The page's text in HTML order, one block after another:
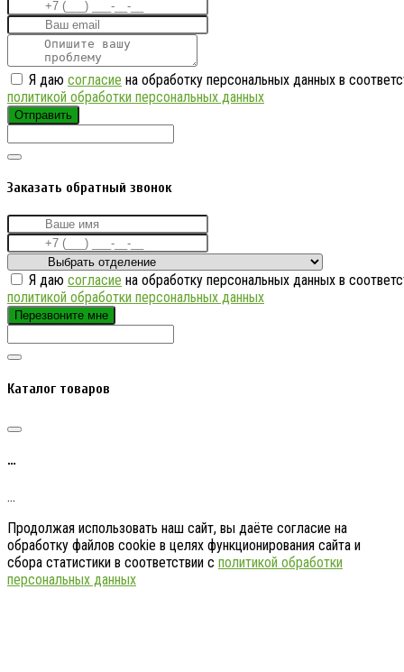
Я даю согласие на обработку персональных данных в
политикой обработки персональных данных
Отправить
Заказать обратный звонок
Я даю согласие на обработку персональных данных в
политикой обработки персональных данных
Перезвоните мне
Каталог товаров
…
…
Продолжая использовать наш сайт, вы даёте согласие на
обработку файлов cookie в целях функционирования сайта и
сбора статистики в соответствии с политикой обработки
персональных данных